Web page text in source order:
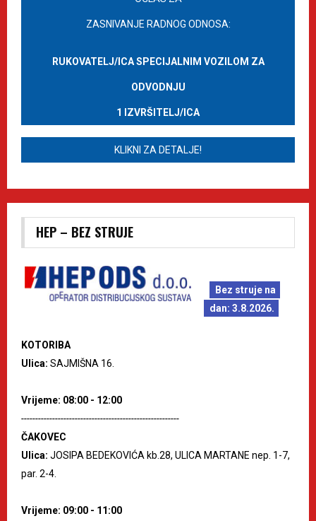
ZASNIVANJE RADNOG ODNOSA:
RUKOVATELJ/ICA SPECIJALNIM VOZILOM ZA
ODVODNJU
1 IZVRŠITELJ/ICA
KLIKNI ZA DETALJE!
HEP – BEZ STRUJE
Bez struje na
dan: 3.8.2026.
KOTORIBA
Ulica: SAJMIŠNA 16.
Vrijeme: 08:00 - 12:00
--------------------------------------------------------
ČAKOVEC
Ulica: JOSIPA BEDEKOVIĆA kb.28, ULICA MARTANE nep. 1-7,
par. 2-4.
Vrijeme: 09:00 - 11:00